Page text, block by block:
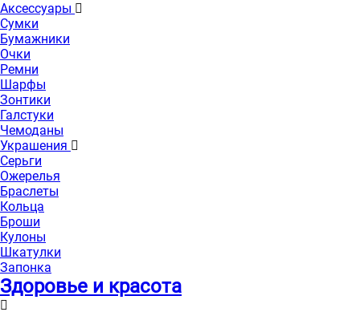
Аксессуары
Сумки
Бумажники
Очки
Ремни
Шарфы
Зонтики
Галстуки
Чемоданы
Украшения
Серьги
Ожерелья
Браслеты
Кольца
Броши
Кулоны
Шкатулки
Запонка
Здоровье и красота